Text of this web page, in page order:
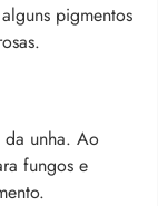
pigmentos
unha. Ao
fungos e